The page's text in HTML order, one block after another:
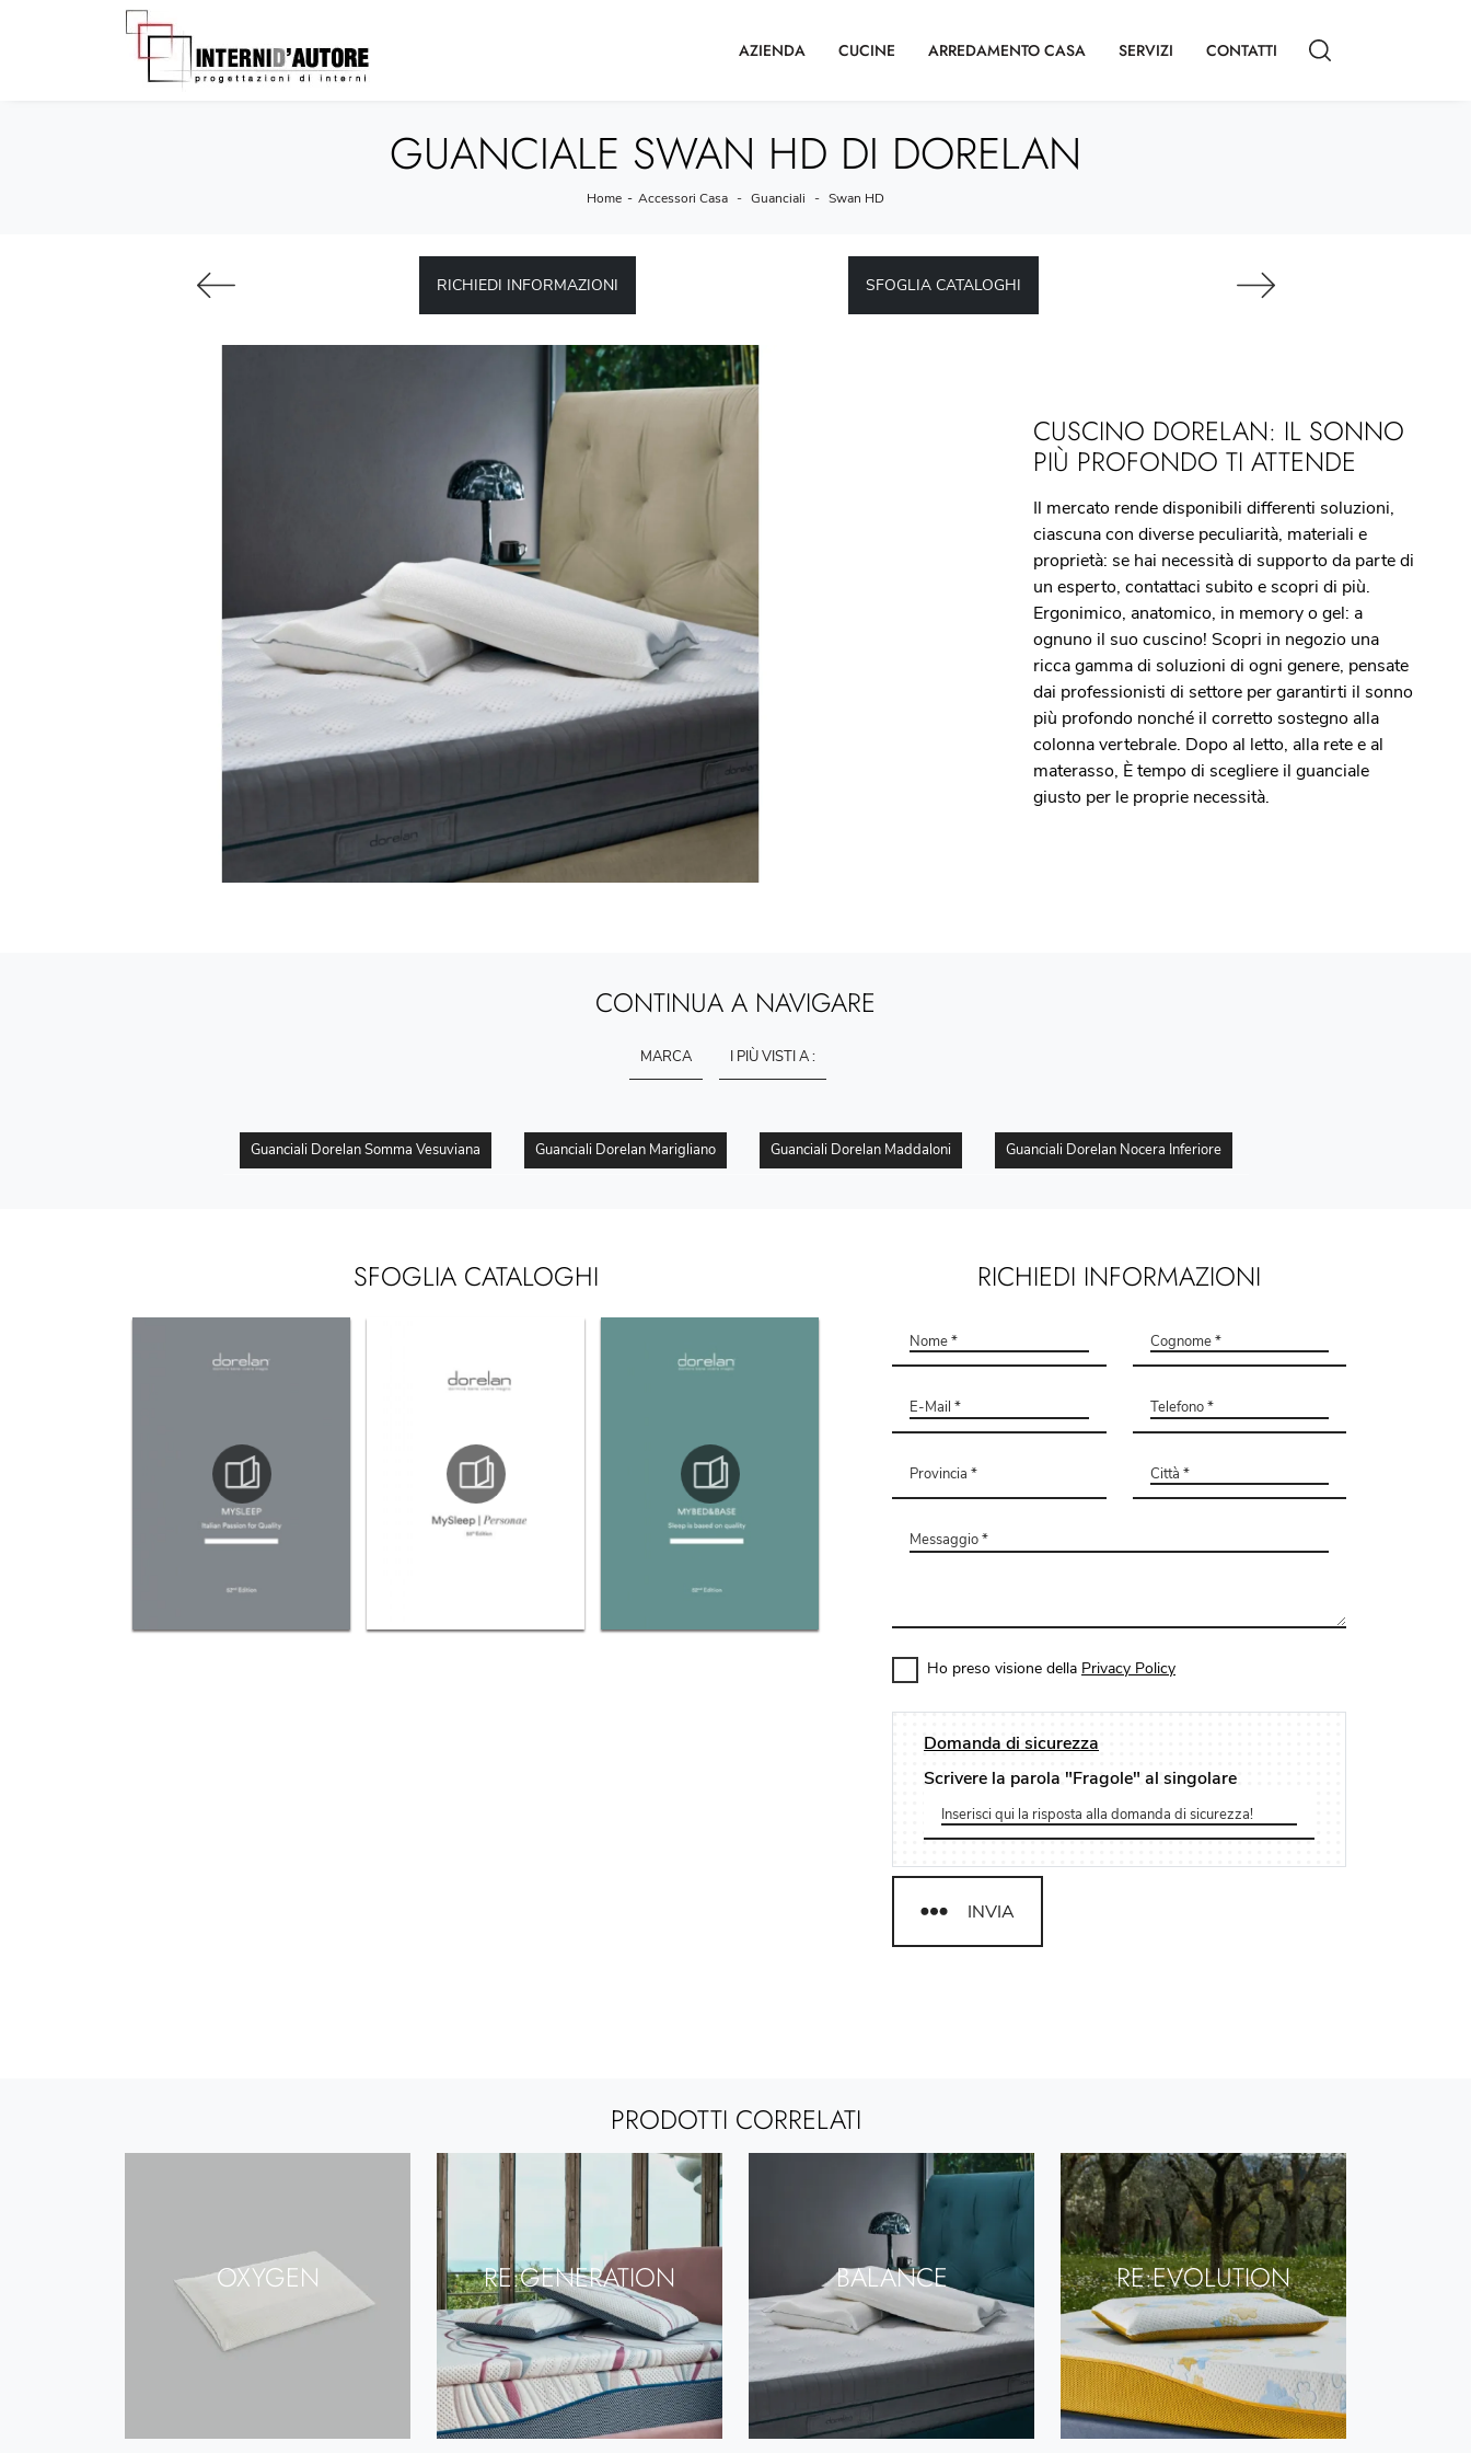
AZIENDA CUCINE ARREDAMENTO CASA SERVIZI CONTATTI
GUANCIALE SWAN HD DI DORELAN
Home - Accessori Casa - Guanciali - Swan HD
RICHIEDI INFORMAZIONI SFOGLIA CATALOGHI
CUSCINO DORELAN: IL SONNO
PIÙ PROFONDO TI ATTENDE
Il mercato rende disponibili differenti soluzioni,
ciascuna con diverse peculiarità, materiali e
proprietà: se hai necessità di supporto da parte di
un esperto, contattaci subito e scopri di più.
Ergonimico, anatomico, in memory o gel: a
ognuno il suo cuscino! Scopri in negozio una
ricca gamma di soluzioni di ogni genere, pensate
dai professionisti di settore per garantirti il sonno
più profondo nonché il corretto sostegno alla
colonna vertebrale. Dopo al letto, alla rete e al
materasso, È tempo di scegliere il guanciale
giusto per le proprie necessità.
CONTINUA A NAVIGARE
MARCA I PIÙ VISTI A :
Guanciali Dorelan Somma Vesuviana Guanciali Dorelan Marigliano Guanciali Dorelan Maddaloni Guanciali Dorelan Nocera Inferiore
SFOGLIA CATALOGHI RICHIEDI INFORMAZIONI
Ho preso visione della Privacy Policy
Domanda di sicurezza
Scrivere la parola "Fragole" al singolare
INVIA
PRODOTTI CORRELATI
OXYGEN RE:GENERATION BALANCE RE:EVOLUTION